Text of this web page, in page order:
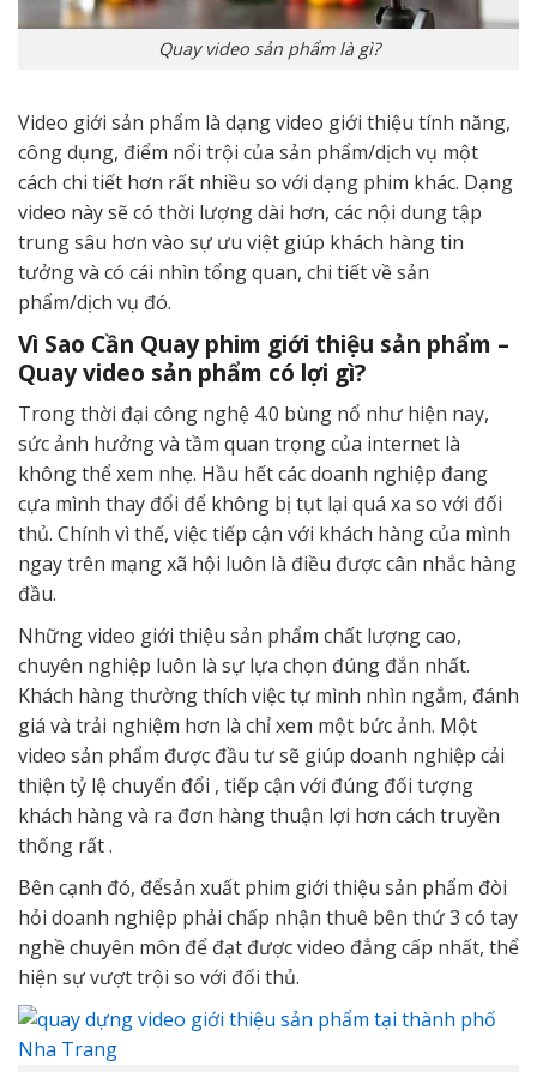
Quay video sản phẩm là gì?
Video giới sản phẩm là dạng video giới thiệu tính năng,
công dụng, điểm nổi trội của sản phẩm/dịch vụ một
cách chi tiết hơn rất nhiều so với dạng phim khác. Dạng
video này sẽ có thời lượng dài hơn, các nội dung tập
trung sâu hơn vào sự ưu việt giúp khách hàng tin
tưởng và có cái nhìn tổng quan, chi tiết về sản
phẩm/dịch vụ đó.
Vì Sao Cần Quay phim giới thiệu sản phẩm –
Quay video sản phẩm có lợi gì?
Trong thời đại công nghệ 4.0 bùng nổ như hiện nay,
sức ảnh hưởng và tầm quan trọng của internet là
không thể xem nhẹ. Hầu hết các doanh nghiệp đang
cựa mình thay đổi để không bị tụt lại quá xa so với đối
thủ. Chính vì thế, việc tiếp cận với khách hàng của mình
ngay trên mạng xã hội luôn là điều được cân nhắc hàng
đầu.
Những video giới thiệu sản phẩm chất lượng cao,
chuyên nghiệp luôn là sự lựa chọn đúng đắn nhất.
Khách hàng thường thích việc tự mình nhìn ngắm, đánh
giá và trải nghiệm hơn là chỉ xem một bức ảnh. Một
video sản phẩm được đầu tư sẽ giúp doanh nghiệp cải
thiện tỷ lệ chuyển đổi , tiếp cận với đúng đối tượng
khách hàng và ra đơn hàng thuận lợi hơn cách truyền
thống rất .
Bên cạnh đó, đểsản xuất phim giới thiệu sản phẩm đòi
hỏi doanh nghiệp phải chấp nhận thuê bên thứ 3 có tay
nghề chuyên môn để đạt được video đẳng cấp nhất, thể
hiện sự vượt trội so với đối thủ.